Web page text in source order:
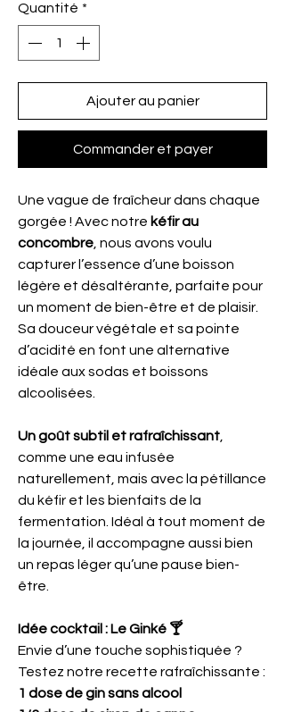
Quantité *
Ajouter au panier
Commander et payer
Une vague de fraîcheur dans chaque
gorgée ! Avec notre kéfir au
concombre , nous avons voulu
capturer l’essence d’une boisson
légère et désaltérante, parfaite pour
un moment de bien-être et de plaisir.
Sa douceur végétale et sa pointe
d’acidité en font une alternative
idéale aux sodas et boissons
alcoolisées.
Un goût subtil et rafraîchissant
comme une eau infusée
naturellement, mais avec la pétillance
du kéfir et les bienfaits de la
fermentation. Idéal à tout moment de
la journée, il accompagne aussi bien
un repas léger qu’une pause bien-
être.
Idée cocktail : Le Ginké 🍸
Envie d’une touche sophistiquée ?
Testez notre recette rafraîchissante :
1 dose de gin sans alcool